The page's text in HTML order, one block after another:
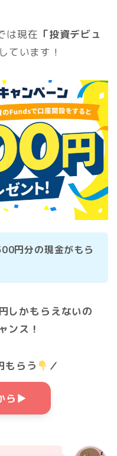
は現在 「投資デビュ
ています！
円分の現金がもら
しかもらえないの
ンス！
もらう ／
ら▶